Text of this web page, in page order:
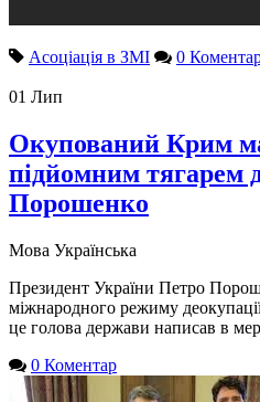
Асоціація в ЗМІ 0
01 Лип
Окупований Крим
підйомним тягарем
Порошенко
Мова Українська
Президент України Петро
міжнародного режиму
це голова держави написав в
0 Коментар